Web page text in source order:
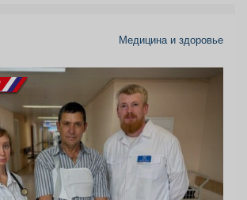
Медицина и здоровье